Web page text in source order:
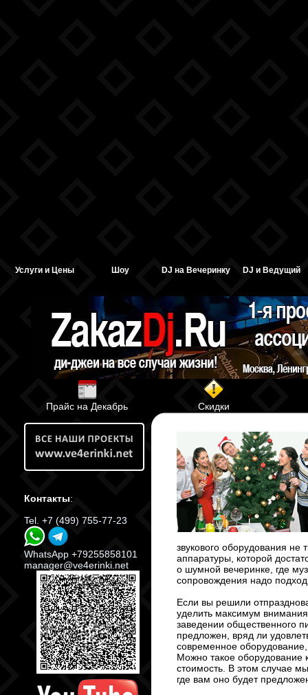
Услуги и Цены Шоу DJ на Вечеринку DJ и Ведущий
Прайс на Декабрь Скидки
Контакты:
Tel. +7 (499) 755-77-23
WhatsApp +79255858101
manager@ve4erinki.net
звукового оборудования
аппаратуры, которой
о шумной вечеринке, где
сопровождения надо
Если вы решили
уделить максимум
заведении общественного
предложен, вряд ли
современное
Можно такое оборудование
стоимость. В этом случае
где вам оно будет